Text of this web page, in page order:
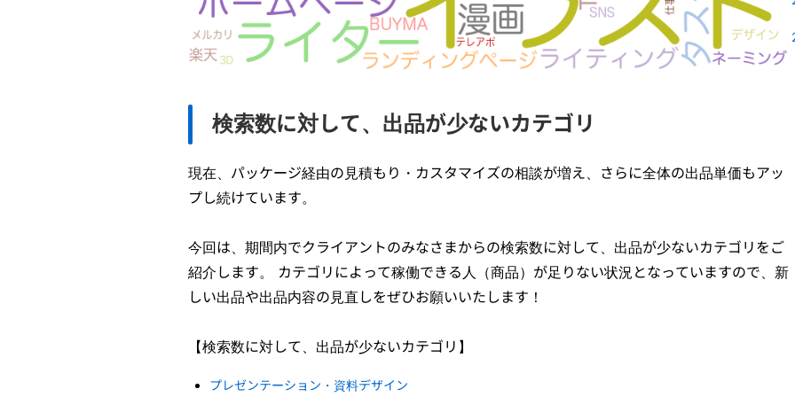
検索数に対して、出品が少ないカテゴリ
現在、パッケージ経由の見積もり・カスタマイズの相談が増え、さらに全体の出品単価もアッ
プし続けています。
今回は、期間内でクライアントのみなさまからの検索数に対して、出品が少ないカテゴリをご
紹介します。 カテゴリによって稼働できる人（商品）が足りない状況となっていますので、新
しい出品や出品内容の見直しをぜひお願いいたします！
【検索数に対して、出品が少ないカテゴリ】
プレゼンテーション・資料デザイン